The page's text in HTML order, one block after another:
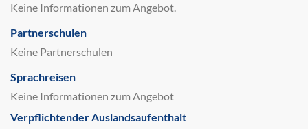
Keine Informationen zum Angebot.
Partnerschulen
Keine Partnerschulen
Sprachreisen
Keine Informationen zum Angebot
Verpflichtender Auslandsaufenthalt